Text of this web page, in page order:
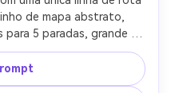
de mapa abstrato,
5 paradas, grande
topo, muito espaço
com uma cor de
suíço, linhas vetoriais